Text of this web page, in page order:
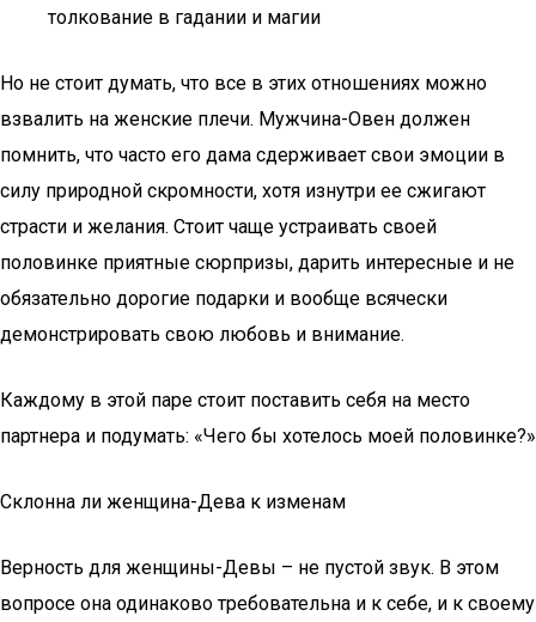
толкование в гадании и магии
Но не стоит думать, что все в этих отношениях можно
взвалить на женские плечи. Мужчина-Овен должен
помнить, что часто его дама сдерживает свои эмоции в
силу природной скромности, хотя изнутри ее сжигают
страсти и желания. Стоит чаще устраивать своей
половинке приятные сюрпризы, дарить интересные и не
обязательно дорогие подарки и вообще всячески
демонстрировать свою любовь и внимание.
Каждому в этой паре стоит поставить себя на место
партнера и подумать: «Чего бы хотелось моей половинке?»
Склонна ли женщина-Дева к изменам
Верность для женщины-Девы – не пустой звук. В этом
вопросе она одинаково требовательна и к себе, и к своему